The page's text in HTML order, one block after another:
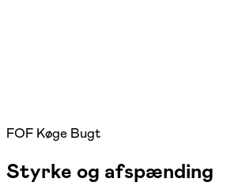
FOF Køge Bugt
Styrke og afspænding